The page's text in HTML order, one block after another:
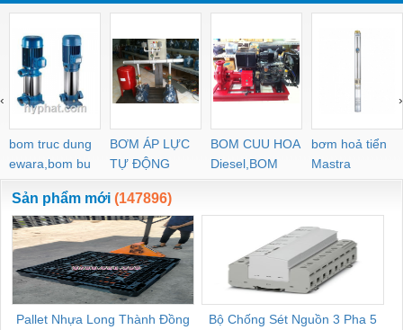
bom truc dung
ewara,bom bu
ewara
BƠM ÁP LỰC
TỰ ĐỘNG
BOM CUU HOA
Diesel,BOM
CHUA CHAY
bơm hoả tiển
Mastra
‹ ›
Sản phẩm mới (147896)
Pallet Nhựa Long Thành Đồng
Bộ Chống Sét Nguồn 3 Pha 5